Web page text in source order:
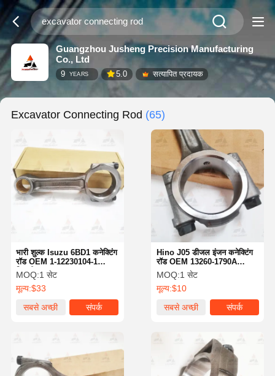
Guangzhou Jusheng Precision Manufacturing
Co., Ltd
9 YEARS 5.0 सत्यापित प्रदायक
Excavator Connecting Rod (65)
भारी शुल्क Isuzu 6BD1 कनेक्टिंग
रॉड OEM 1-12230104-1
हिताची EX200-1/2/3 UH07-7
के लिए
MOQ:1 सेट
मूल्य:$33
सबसे अच्छी
संपर्क
Hino J05 डीजल इंजन कनेक्टिंग
रॉड OEM 13260-1790A
13260-E0100-01
MOQ:1 सेट
मूल्य:$10
सबसे अच्छी
संपर्क